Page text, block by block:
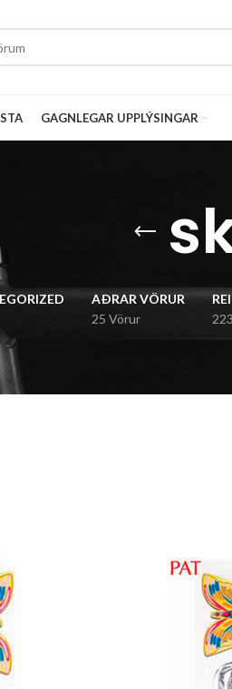
GAGNLEGAR UPPLÝSINGAR
AÐRAR VÖRUR
25 Vörur